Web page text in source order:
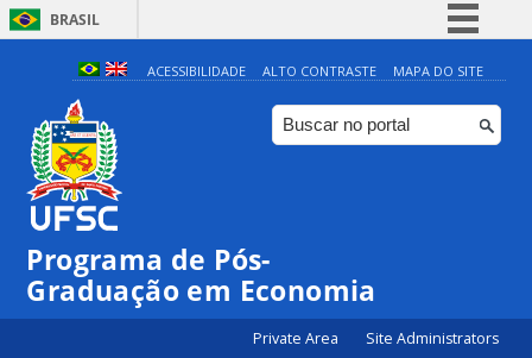
BRASIL
Simplifique!
Comunica BR
Participe
ACESSIBILIDADE ALTO CONTRASTE MAPA DO SITE
Programa de Pós-
Graduação em Economia
Private Area Site Administrators